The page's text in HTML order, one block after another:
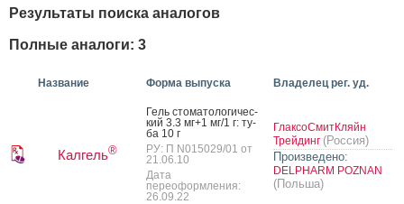
Результаты поиска аналогов
Полные аналоги: 3
Название Форма выпуска Владелец рег. уд.
Калгель®
Гель сто­мато­логи­чес­
кий 3.3 мг+1 мг/1 г: ту­
ба 10 г
РУ: П N015029/01 от
21.06.10
Дата
переоформления:
26.09.22
ГлаксоСмитКляйн
Трейдинг (Россия)
Произведено:
DELPHARM POZNAN
(Польша)